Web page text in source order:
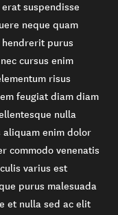
suspendisse
neque quam
purus
cursus enim
risus
feugiat diam diam
nulla
aliquam enim dolor
commodo venenatis
varius est
purus malesuada
et nulla sed ac elit